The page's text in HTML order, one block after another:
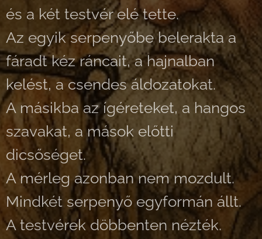
és a két testvér elé tette.
Az egyik serpenyőbe belerakta a
fáradt kéz ráncait, a hajnalban
kelést, a csendes áldozatokat.
A másikba az ígéreteket, a hangos
szavakat, a mások előtti
dicsőséget.
A mérleg azonban nem mozdult.
Mindkét serpenyő egyformán állt.
A testvérek döbbenten nézték.